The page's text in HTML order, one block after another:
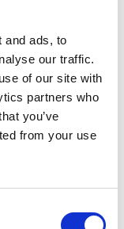
and ads, to
our traffic.
of our site with
partners who
you’ve
from your use
Sie unsere
Sie die
um mehr